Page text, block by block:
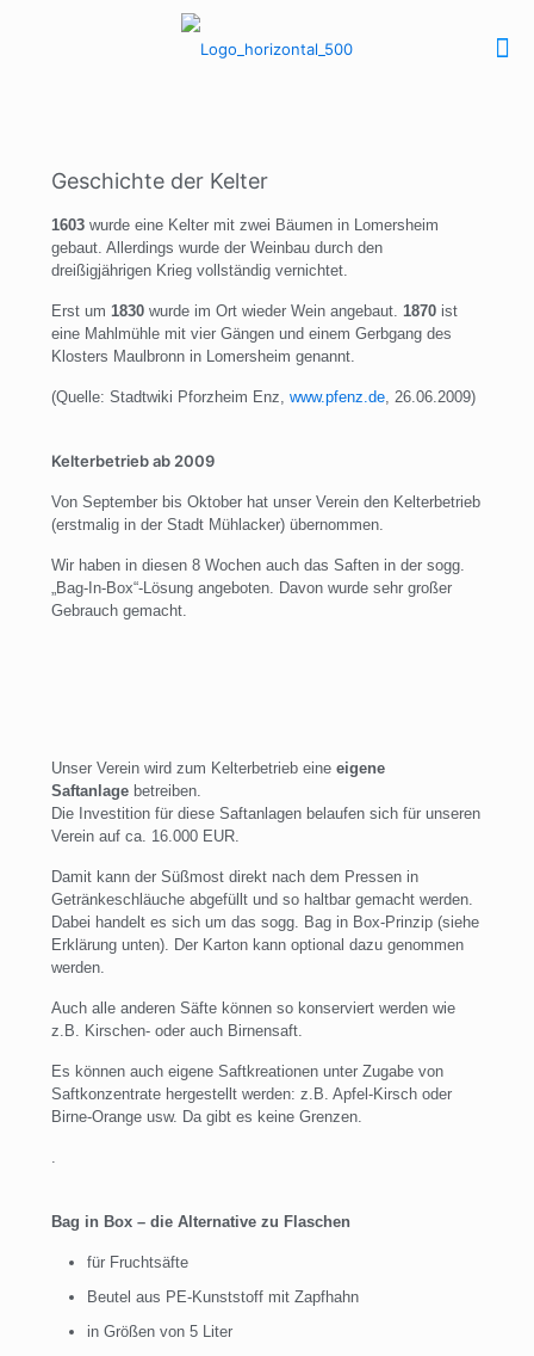
Geschichte der Kelter
1603 wurde eine Kelter mit zwei Bäumen in Lomersheim
gebaut. Allerdings wurde der Weinbau durch den
dreißigjährigen Krieg vollständig vernichtet.
Erst um 1830 wurde im Ort wieder Wein angebaut. 1870 ist
eine Mahlmühle mit vier Gängen und einem Gerbgang des
Klosters Maulbronn in Lomersheim genannt.
(Quelle: Stadtwiki Pforzheim Enz, www.pfenz.de, 26.06.2009)
Kelterbetrieb ab 2009
Von September bis Oktober hat unser Verein den Kelterbetrieb
(erstmalig in der Stadt Mühlacker) übernommen.
Wir haben in diesen 8 Wochen auch das Saften in der sogg.
„Bag-In-Box“-Lösung angeboten. Davon wurde sehr großer
Gebrauch gemacht.
Unser Verein wird zum Kelterbetrieb eine eigene
Saftanlage betreiben.
Die Investition für diese Saftanlagen belaufen sich für unseren
Verein auf ca. 16.000 EUR.
Damit kann der Süßmost direkt nach dem Pressen in
Getränkeschläuche abgefüllt und so haltbar gemacht werden.
Dabei handelt es sich um das sogg. Bag in Box-Prinzip (siehe
Erklärung unten). Der Karton kann optional dazu genommen
werden.
Auch alle anderen Säfte können so konserviert werden wie
z.B. Kirschen- oder auch Birnensaft.
Es können auch eigene Saftkreationen unter Zugabe von
Saftkonzentrate hergestellt werden: z.B. Apfel-Kirsch oder
Birne-Orange usw. Da gibt es keine Grenzen.
.
Bag in Box – die Alternative zu Flaschen
für Fruchtsäfte
Beutel aus PE-Kunststoff mit Zapfhahn
in Größen von 5 Liter